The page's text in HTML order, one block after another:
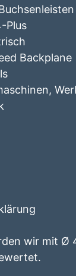
Plus
Backplane
wir mit Ø